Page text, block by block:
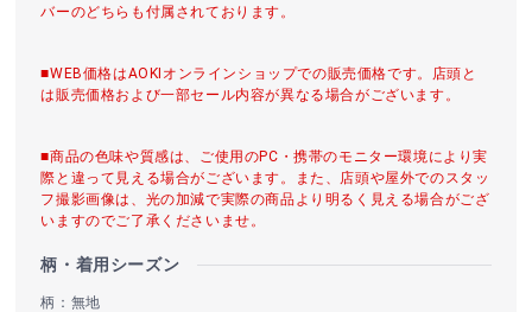
バーのどちらも付属されております。
■WEB価格はAOKIオンラインショップでの販売価格です。店頭と
は販売価格および一部セール内容が異なる場合がございます。
■商品の色味や質感は、ご使用のPC・携帯のモニター環境により実
際と違って見える場合がございます。また、店頭や屋外でのスタッ
フ撮影画像は、光の加減で実際の商品より明るく見える場合がござ
いますのでご了承くださいませ。
柄・着用シーズン
柄：無地